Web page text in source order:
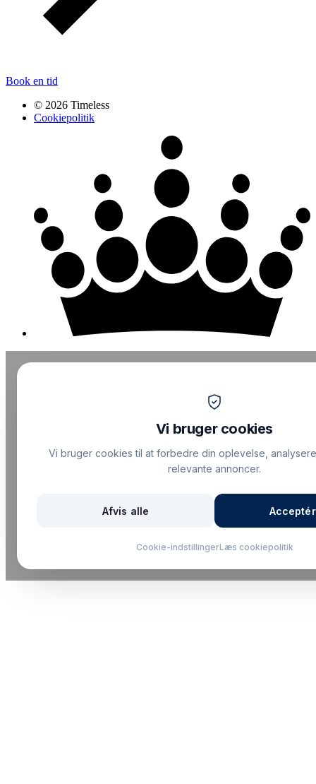
Book en tid
© 2026 Timeless
Cookiepolitik